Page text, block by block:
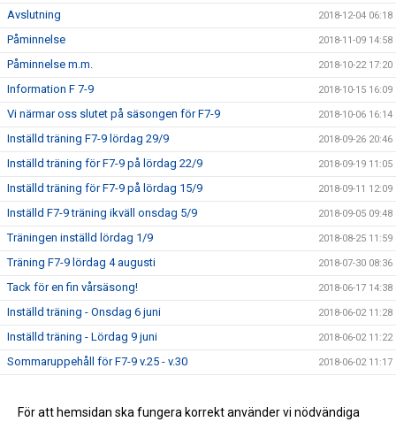
Avslutning 2018-12-04 06:18
Påminnelse 2018-11-09 14:58
Påminnelse m.m. 2018-10-22 17:20
Information F 7-9 2018-10-15 16:09
Vi närmar oss slutet på säsongen för F7-9 2018-10-06 16:14
Inställd träning F7-9 lördag 29/9 2018-09-26 20:46
Inställd träning för F7-9 på lördag 22/9 2018-09-19 11:05
Inställd träning för F7-9 på lördag 15/9 2018-09-11 12:09
Inställd F7-9 träning ikväll onsdag 5/9 2018-09-05 09:48
Träningen inställd lördag 1/9 2018-08-25 11:59
Träning F7-9 lördag 4 augusti 2018-07-30 08:36
Tack för en fin vårsäsong! 2018-06-17 14:38
Inställd träning - Onsdag 6 juni 2018-06-02 11:28
Inställd träning - Lördag 9 juni 2018-06-02 11:22
Sommaruppehåll för F7-9 v.25 - v.30 2018-06-02 11:17
Seriepremiären för F9 avklarad 2018-04-16 08:01
För att hemsidan ska fungera korrekt använder vi nödvändiga